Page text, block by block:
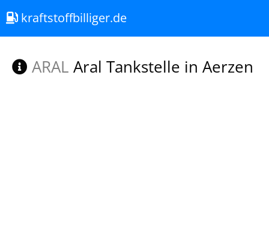
kraftstoffbilliger.de
ARAL Aral Tankstelle in Aerzen